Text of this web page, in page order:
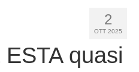
2
OTT 2025
quasi